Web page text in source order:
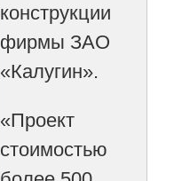
конструкции
фирмы ЗАО
«Калугин».
«Проект
стоимостью